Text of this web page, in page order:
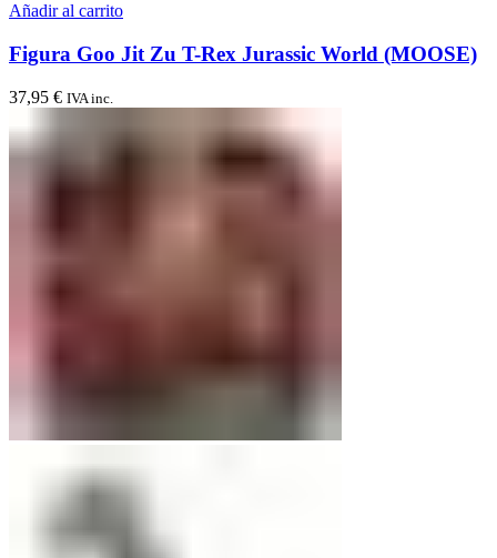
Añadir al carrito
Figura Goo Jit Zu T-Rex Jurassic World (MOOSE)
37,95 € IVA inc.